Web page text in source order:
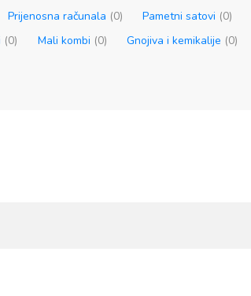
Prijenosna računala (0) Pametni satovi (0)
(0) Mali kombi (0) Gnojiva i kemikalije (0)